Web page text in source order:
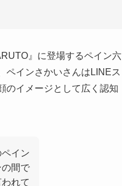
』に登場するペイン六
ペインさかいさんはLINEス
のイメージとして広く認知
イン
間で
れて